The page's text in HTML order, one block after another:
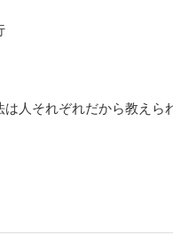
人それぞれだから教え